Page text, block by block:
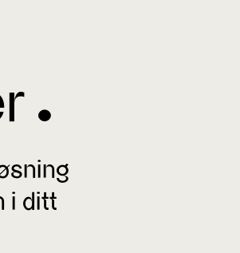
^
i ditt